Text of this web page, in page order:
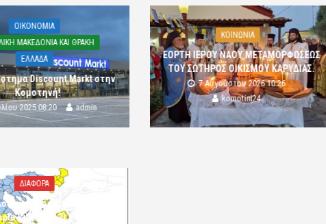
OIKONOMIA
ΜΑΚΕΔΟΝΙΑ ΚΑΙ ΘΡΑΚΗ
ΕΛΛΑΔΑ
Discount Markt στην
Κομοτηνή!
2025 08:20 admin
ΚΟΙΝΩΝΙΑ
ΕΟΡΤΗ ΙΕΡΟΥ ΝΑΟΥ ΜΕΤΑΜΟΡΦΩΣΕΩΣ
ΤΟΥ ΣΩΤΗΡΟΣ ΟΙΚΙΣΜΟΥ ΚΑΡΥΔΙΑΣ.
7 Αυγούστου 2026 10:26
komotini24
ΔΙΑΦΟΡΑ
κίνδυνος πυρκαγιάς
κινδύνου 3) στην Π.Ε.